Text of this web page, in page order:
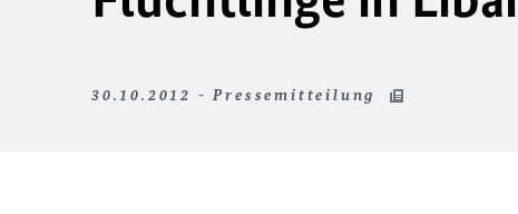
30.10.2012 - Pressemitteilung